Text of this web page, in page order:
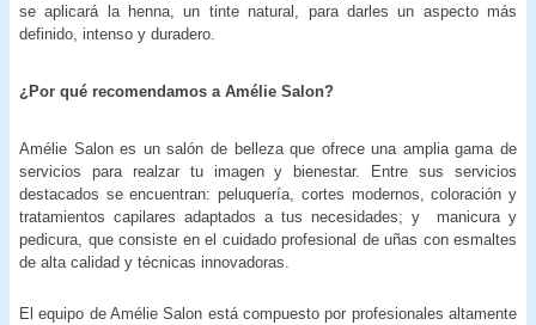
se aplicará la henna, un tinte natural, para darles un aspecto más
definido, intenso y duradero.
¿Por qué recomendamos a Amélie Salon?
Amélie Salon es un salón de belleza que ofrece una amplia gama de
servicios para realzar tu imagen y bienestar. Entre sus servicios
destacados se encuentran:​ peluquería, cortes modernos, coloración y
tratamientos capilares adaptados a tus necesidades; y ​manicura y
pedicura, que consiste en el cuidado profesional de uñas con esmaltes
de alta calidad y técnicas innovadoras.
El equipo de Amélie Salon está compuesto por profesionales altamente